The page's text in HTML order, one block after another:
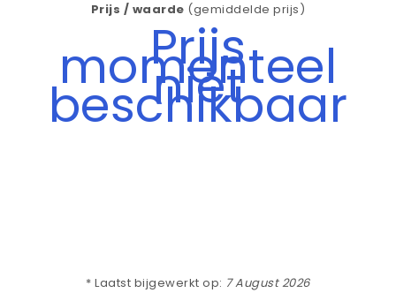
Prijs / waarde (gemiddelde prijs)
Prijs
momenteel
niet
beschikbaar
* Laatst bijgewerkt op: 7 August 2026